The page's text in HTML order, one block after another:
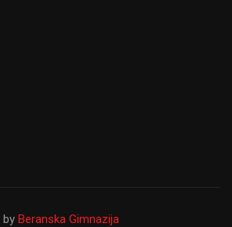
by Beranska Gimnazija